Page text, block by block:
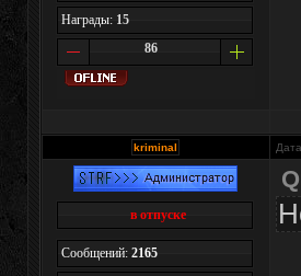
Награды: 15
86
kriminal
в отпуске
Сообщений: 2165